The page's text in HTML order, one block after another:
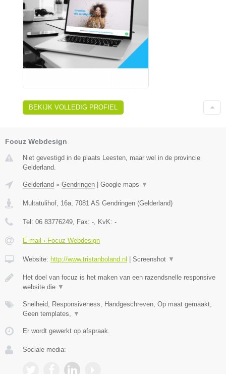
BEKIJK VOLLEDIG PROFIEL
Focuz Webdesign
Niet gevestigd in de plaats Leesten, maar wel in de provincie
Gelderland.
Gelderland » Gendringen Google maps ▼
Multatulihof, 16a, 7081 AS Gendringen (Gelderland)
Tel: 06 83776249, Fax: -, KvK: -
E-mail › Focuz Webdesign
Website: http://www.tristanboland.nl Screenshot ▼
Het doel van focuz is het maken van een razendsnelle responsive
website die ▼
Snelheid, Responsiveness, Handgeschreven, Op maat gemaakt,
Geen templates, ▼
Er wordt gewerkt op afspraak.
Sociale media: